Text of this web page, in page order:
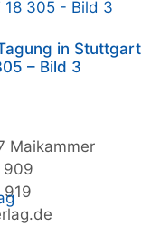
in Stuttgart
– Bild 3
Maikammer
909